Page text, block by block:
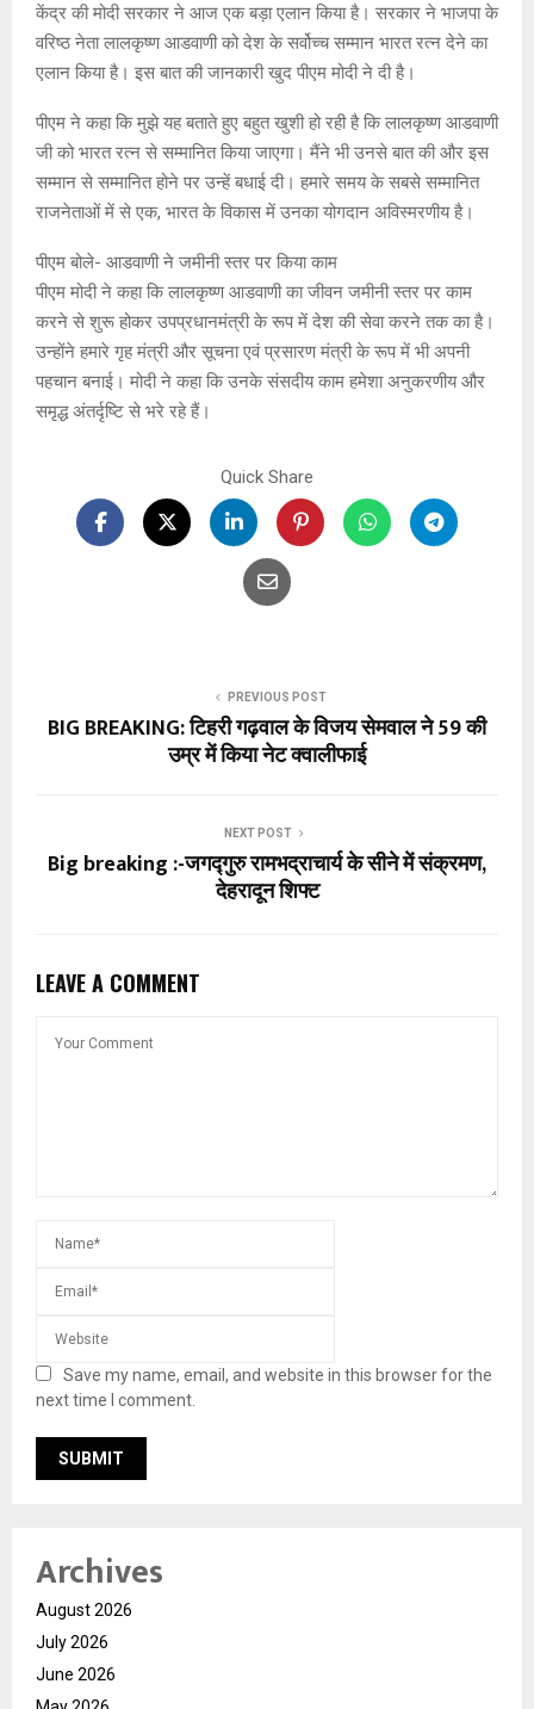
केंद्र की मोदी सरकार ने आज एक बड़ा एलान किया है। सरकार ने भाजपा के
वरिष्ठ नेता लालकृष्ण आडवाणी को देश के सर्वोच्च सम्मान भारत रत्न देने का
एलान किया है। इस बात की जानकारी खुद पीएम मोदी ने दी है।
पीएम ने कहा कि मुझे यह बताते हुए बहुत खुशी हो रही है कि लालकृष्ण आडवाणी
जी को भारत रत्न से सम्मानित किया जाएगा। मैंने भी उनसे बात की और इस
सम्मान से सम्मानित होने पर उन्हें बधाई दी। हमारे समय के सबसे सम्मानित
राजनेताओं में से एक, भारत के विकास में उनका योगदान अविस्मरणीय है।
पीएम बोले- आडवाणी ने जमीनी स्तर पर किया काम
पीएम मोदी ने कहा कि लालकृष्ण आडवाणी का जीवन जमीनी स्तर पर काम
करने से शुरू होकर उपप्रधानमंत्री के रूप में देश की सेवा करने तक का है।
उन्होंने हमारे गृह मंत्री और सूचना एवं प्रसारण मंत्री के रूप में भी अपनी
पहचान बनाई। मोदी ने कहा कि उनके संसदीय काम हमेशा अनुकरणीय और
समृद्ध अंतर्दृष्टि से भरे रहे हैं।
Quick Share
PREVIOUS POST
BIG BREAKING: टिहरी गढ़वाल के विजय सेमवाल ने 59 की
उम्र में किया नेट क्वालीफाई
NEXT POST
Big breaking :-जगद्गुरु रामभद्राचार्य के सीने में संक्रमण,
देहरादून शिफ्ट
LEAVE A COMMENT
Save my name, email, and website in this browser for the
next time I comment.
Archives
August 2026
July 2026
June 2026